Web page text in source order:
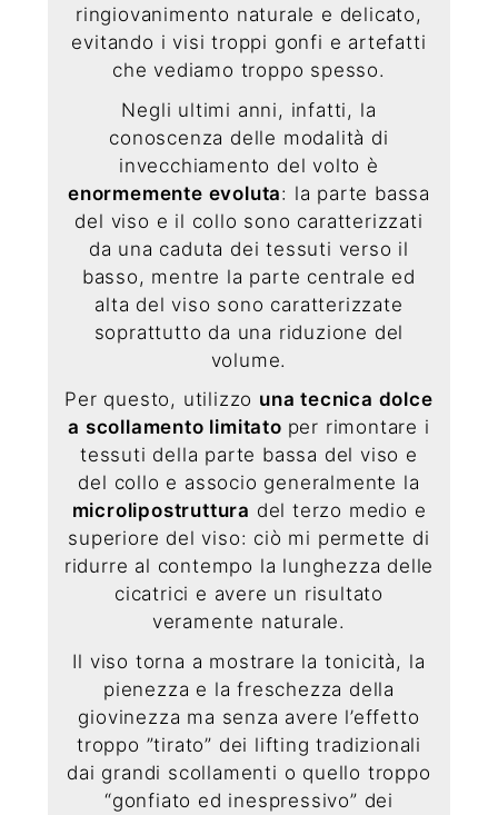
ringiovanimento naturale e delicato,
evitando i visi troppi gonfi e artefatti
che vediamo troppo spesso.
Negli ultimi anni, infatti, la
conoscenza delle modalità di
invecchiamento del volto è
enormemente evoluta: la parte bassa
del viso e il collo sono caratterizzati
da una caduta dei tessuti verso il
basso, mentre la parte centrale ed
alta del viso sono caratterizzate
soprattutto da una riduzione del
volume.
Per questo, utilizzo una tecnica dolce
a scollamento limitato per rimontare i
tessuti della parte bassa del viso e
del collo e associo generalmente la
microlipostruttura del terzo medio e
superiore del viso: ciò mi permette di
ridurre al contempo la lunghezza delle
cicatrici e avere un risultato
veramente naturale.
Il viso torna a mostrare la tonicità, la
pienezza e la freschezza della
giovinezza ma senza avere l’effetto
troppo ”tirato” dei lifting tradizionali
dai grandi scollamenti o quello troppo
“gonfiato ed inespressivo” dei